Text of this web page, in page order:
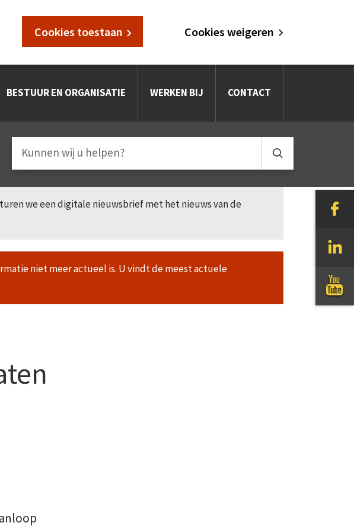
Cookies toestaan Cookies weigeren
BESTUUR EN ORGANISATIE WERKEN BIJ CONTACT
we een digitale nieuwsbrief met het nieuws van de
niet meer actueel is. U vindt de meest actuele